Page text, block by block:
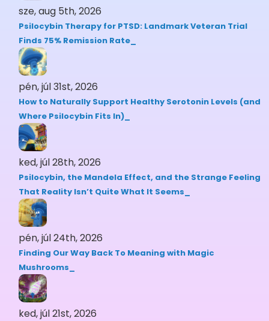
sze, aug 5th, 2026
Psilocybin Therapy for PTSD: Landmark Veteran Trial
Finds 75% Remission Rate
pén, júl 31st, 2026
How to Naturally Support Healthy Serotonin Levels (and
Where Psilocybin Fits In)
ked, júl 28th, 2026
Psilocybin, the Mandela Effect, and the Strange Feeling
That Reality Isn’t Quite What It Seems
pén, júl 24th, 2026
Finding Our Way Back To Meaning with Magic
Mushrooms
ked, júl 21st, 2026